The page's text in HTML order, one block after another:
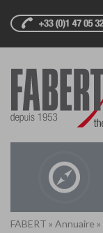
FABERT » Annuaire »